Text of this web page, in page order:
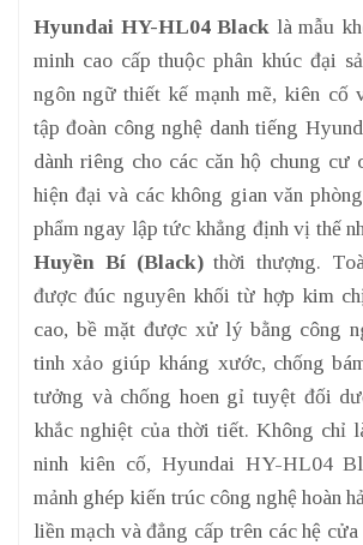
Hyundai HY-HL04 Black là mẫu
minh cao cấp thuộc phân khúc đại
ngôn ngữ thiết kế mạnh mẽ, kiên
tập đoàn công nghệ danh tiếng
dành riêng cho các căn hộ chung cư
hiện đại và các không gian văn
phẩm ngay lập tức khẳng định vị thế
Huyền Bí (Black)thời thượng.
được đúc nguyên khối từ hợp kim
cao, bề mặt được xử lý bằng công
tinh xảo giúp kháng xước, chống
tưởng và chống hoen gỉ tuyệt đối
khắc nghiệt của thời tiết. Không chỉ
ninh kiên cố, Hyundai HY-HL04
mảnh ghép kiến trúc công nghệ hoàn
liền mạch và đẳng cấp trên các hệ